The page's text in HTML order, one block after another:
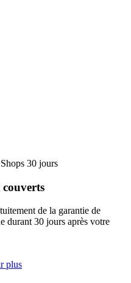
couverts
de la garantie de
durant 30 jours après votre
plus